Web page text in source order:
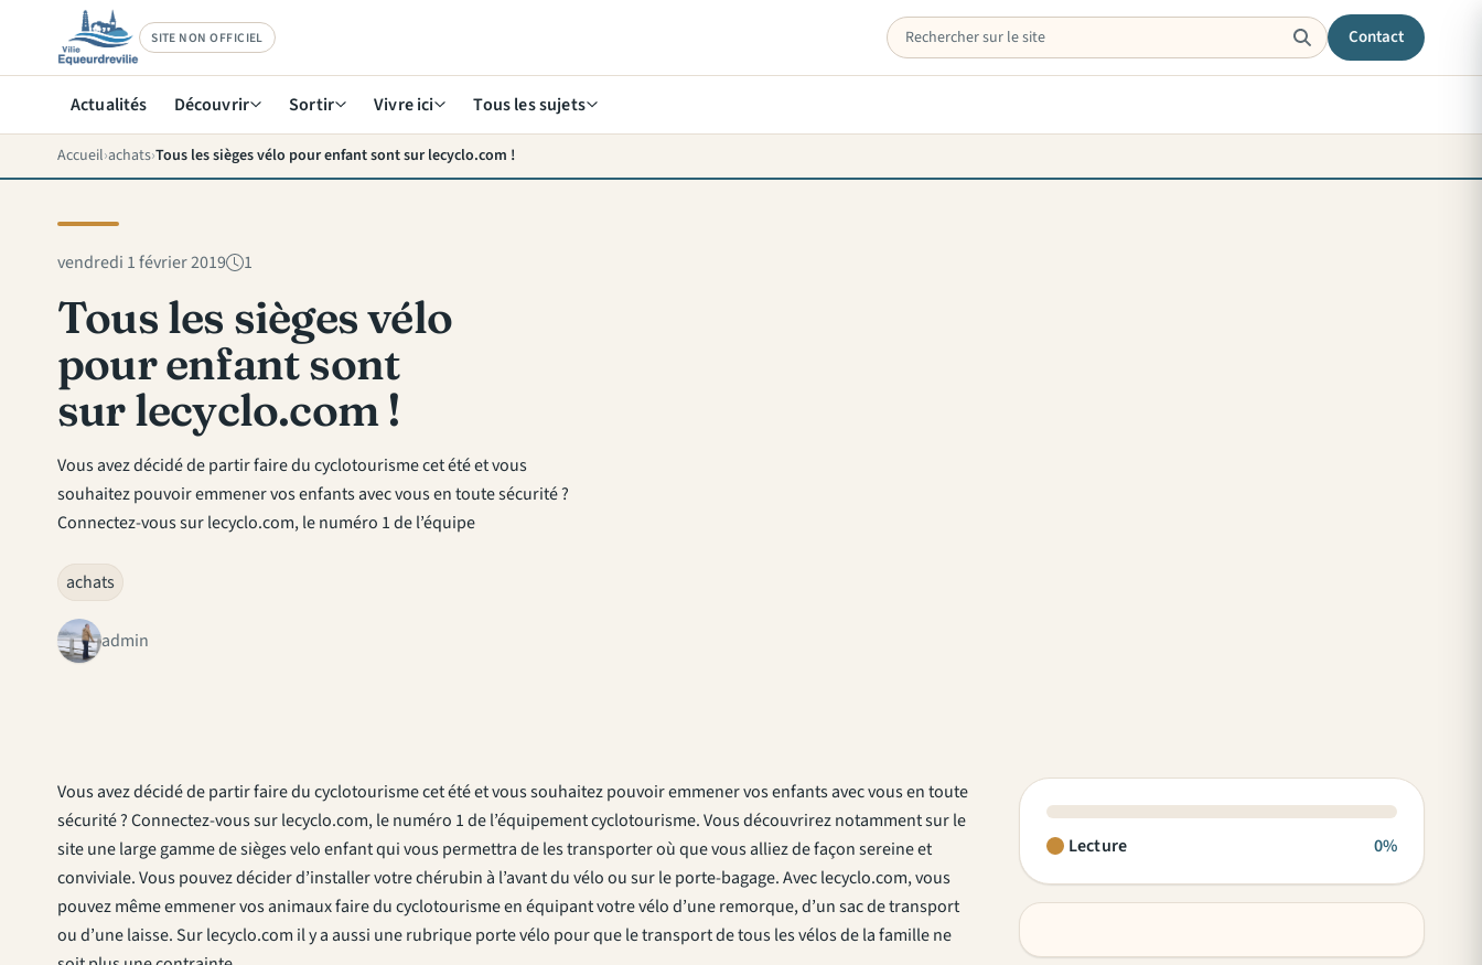
SITE NON OFFICIEL Contact
Actualités Découvrir Sortir Vivre ici Tous les sujets
Accueil achats Tous les sièges vélo pour enfant sont sur lecyclo.com !
vendredi 1 février 2019 1
Tous les sièges vélo
pour enfant sont
sur lecyclo.com !
Vous avez décidé de partir faire du cyclotourisme cet été et vous
souhaitez pouvoir emmener vos enfants avec vous en toute sécurité ?
Connectez-vous sur lecyclo.com, le numéro 1 de l’équipe
achats
admin
Vous avez décidé de partir faire du cyclotourisme cet été et vous souhaitez pouvoir emmener vos enfants avec vous en toute
sécurité ? Connectez-vous sur lecyclo.com, le numéro 1 de l’équipement cyclotourisme. Vous découvrirez notamment sur le
site une large gamme de sièges velo enfant qui vous permettra de les transporter où que vous alliez de façon sereine et
conviviale. Vous pouvez décider d’installer votre chérubin à l’avant du vélo ou sur le porte-bagage. Avec lecyclo.com, vous
pouvez même emmener vos animaux faire du cyclotourisme en équipant votre vélo d’une remorque, d’un sac de transport
ou d’une laisse. Sur lecyclo.com il y a aussi une rubrique porte vélo pour que le transport de tous les vélos de la famille ne
Lecture 0%